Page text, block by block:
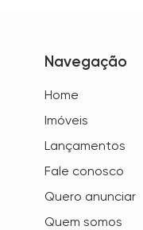
Navegação
Home
Imóveis
Lançamentos
Fale conosco
Quero anunciar
Quem somos